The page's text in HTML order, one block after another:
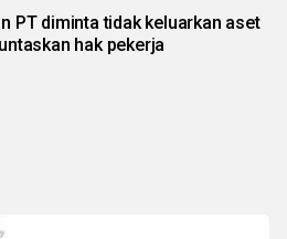
PT diminta tidak keluarkan aset
hak pekerja